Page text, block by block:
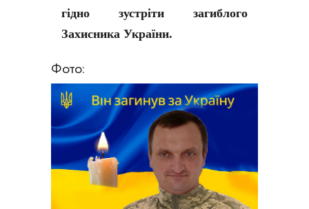
гідно зустріти загиблого
Захисника України.
Фото: